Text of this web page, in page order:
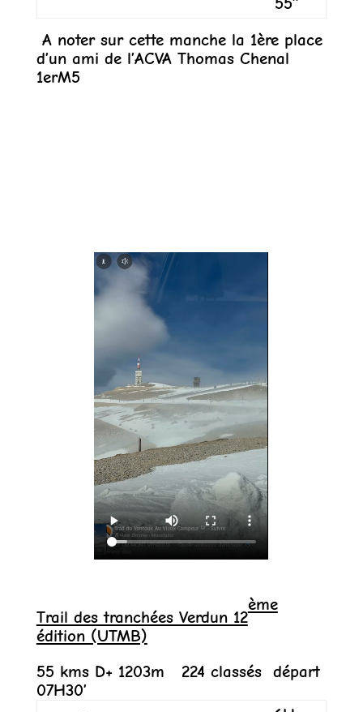
A noter sur cette manche la 1ère place
d’un ami de l’ACVA Thomas Chenal
1erM5
Trail des tranchées Verdun 12
ème
édition (UTMB)
55 kms D+ 1203m 224 classés départ
07H30’